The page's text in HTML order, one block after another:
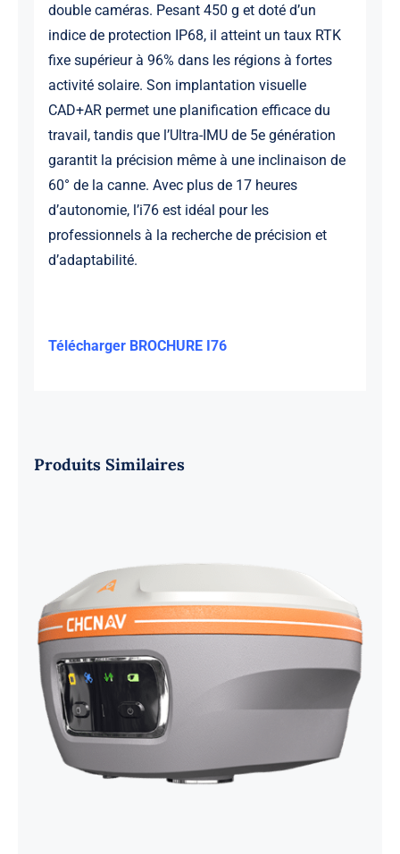
double caméras. Pesant 450 g et doté d’un
indice de protection IP68, il atteint un taux RTK
fixe supérieur à 96% dans les régions à fortes
activité solaire. Son implantation visuelle
CAD+AR permet une planification efficace du
travail, tandis que l’Ultra-IMU de 5e génération
garantit la précision même à une inclinaison de
60° de la canne. Avec plus de 17 heures
d’autonomie, l’i76 est idéal pour les
professionnels à la recherche de précision et
d’adaptabilité.
Télécharger BROCHURE I76
Produits Similaires